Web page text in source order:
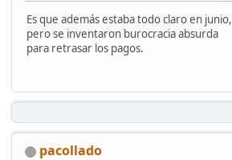
Es que además estaba todo claro en junio,
pero se inventaron burocracia absurda
para retrasar los pagos.
pacollado